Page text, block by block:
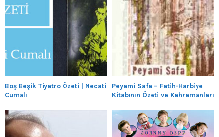
Boş Beşik Tiyatro Özeti | Necati
Cumalı
Peyami Safa – Fatih-Harbiye
Kitabının Özeti ve Kahramanları